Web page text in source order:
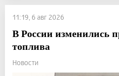
11:19, 6 авг 2026
В России изменились
топлива
Новости